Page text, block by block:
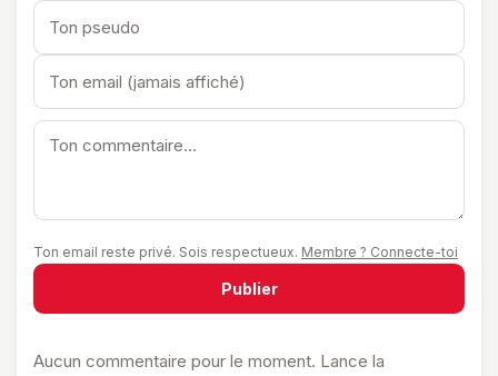
Ton email reste privé. Sois respectueux. Membre ? Connecte-toi
Publier
Aucun commentaire pour le moment. Lance la